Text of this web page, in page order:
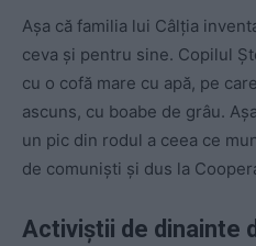
Așa că familia lui Câlția
ceva și pentru sine. Copilul
cu o cofă mare cu apă, pe
ascuns, cu boabe de grâu.
un pic din rodul a ceea ce
de comuniști și dus la
Activiștii de dinainte